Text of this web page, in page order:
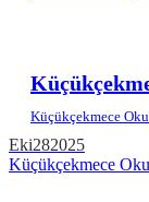
Küçükçekmece
Eki282025
Küçükçekmece